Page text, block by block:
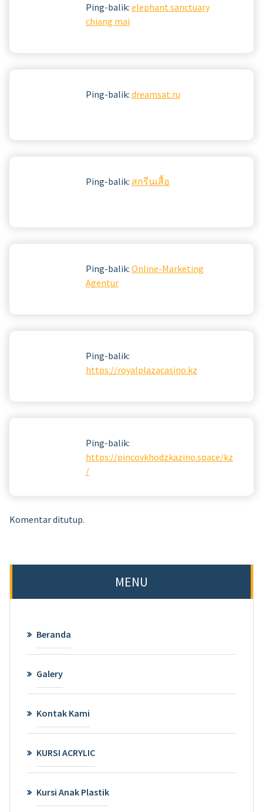
Ping-balik: elephant sanctuary
chiang mai
Ping-balik: dreamsat.ru
Ping-balik: สกรีนเสื้อ
Ping-balik: Online-Marketing
Agentur
Ping-balik:
https://royalplazacasino.kz
Ping-balik:
https://pincovkhodzkazino.space/kz
/
Komentar ditutup.
MENU
Beranda
Galery
Kontak Kami
KURSI ACRYLIC
Kursi Anak Plastik